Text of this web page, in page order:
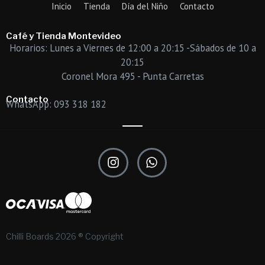
Inicio Tienda Día del Niño Contacto
Café y Tienda Montevideo
Horarios: Lunes a Viernes de 12:00 a 20:15 -Sábados de 10 a
20:15
Coronel Mora 495 - Punta Carretas
Contacto
WhatsApp: 093 318 182
Chilli Boards 2026 ® Copyright
I
n
s
a
W
h
a